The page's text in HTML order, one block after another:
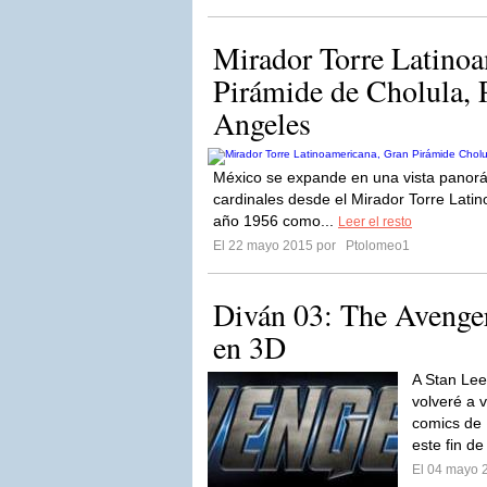
Mirador Torre
Pirámide de Cholula,
Angeles
México se expande en una vista
cardinales desde el Mirador Torre
año 1956 como...
Leer el resto
El 22 mayo 2015 por
Ptolomeo1
Diván 03: The
en 3D
A Stan
volveré a
comics de
este fin
El 04 mayo